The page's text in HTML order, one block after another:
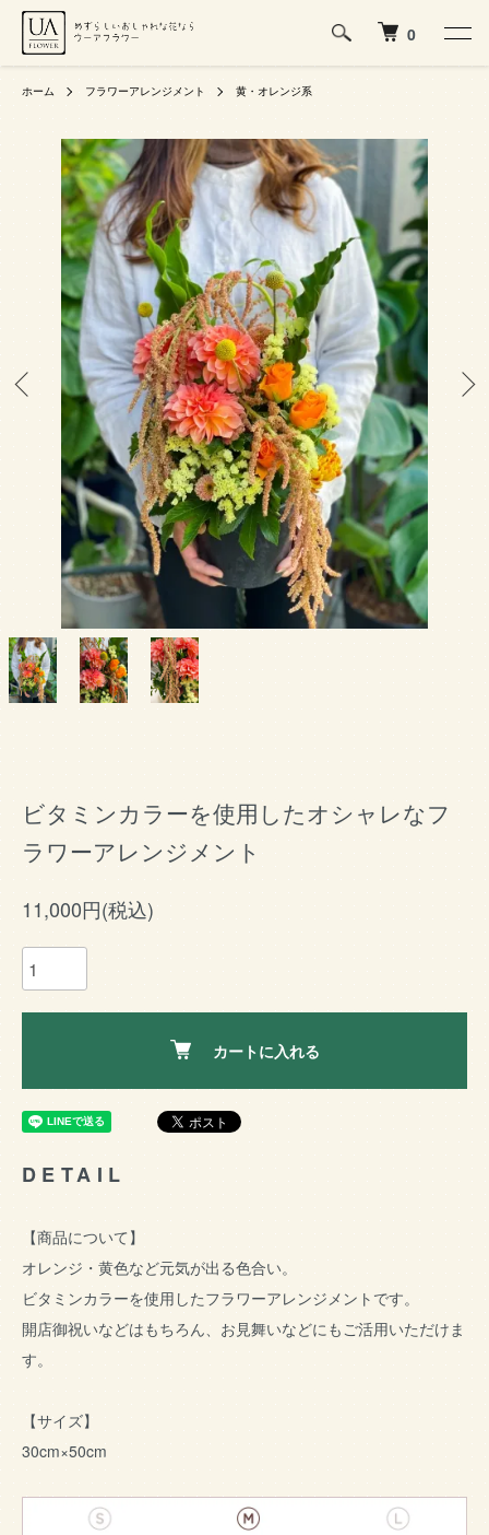
0
ホーム フラワーアレンジメント 黄・オレンジ系
ビタミンカラーを使用したオシャレなフ
ラワーアレンジメント
11,000円(税込)
カートに入れる
DETAIL
【商品について】
オレンジ・黄色など元気が出る色合い。
ビタミンカラーを使用したフラワーアレンジメントです。
開店御祝いなどはもちろん、お見舞いなどにもご活用いただけま
す。
【サイズ】
30cm×50cm